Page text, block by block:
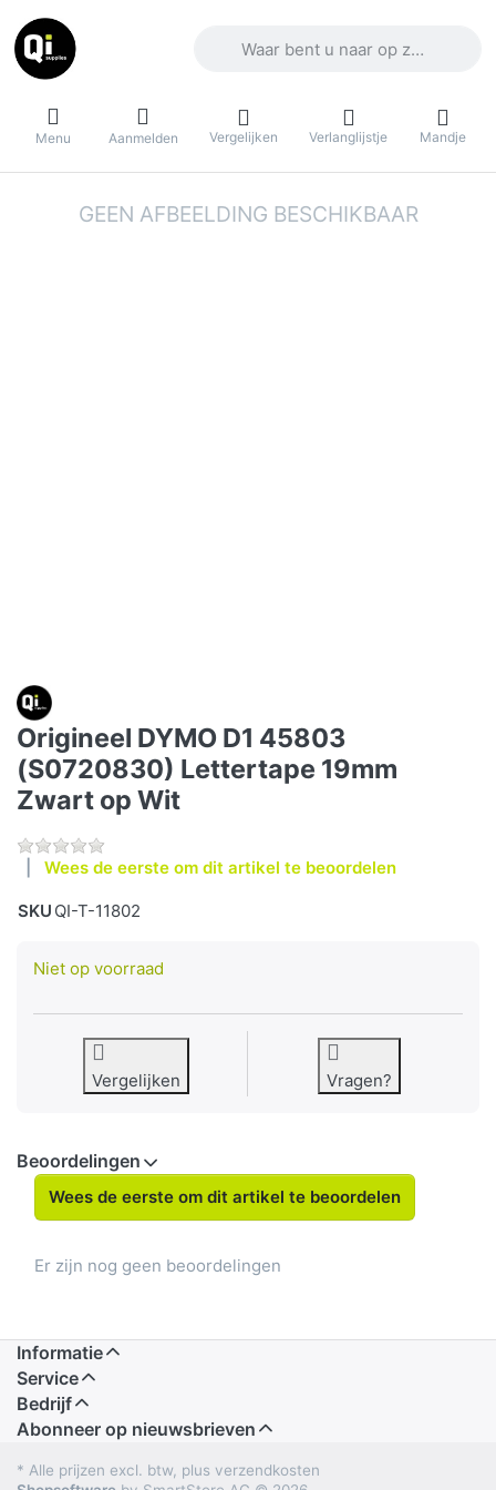
Menu Aanmelden Vergelijken Verlanglijstje Mandje
Origineel DYMO D1 45803
(S0720830) Lettertape 19mm
Zwart op Wit
Wees de eerste om dit artikel te beoordelen
SKU QI-T-11802
Niet op voorraad
Vergelijken Vragen?
Beoordelingen
Wees de eerste om dit artikel te beoordelen
Er zijn nog geen beoordelingen
Informatie
Service
Bedrijf
Abonneer op nieuwsbrieven
* Alle prijzen excl. btw, plus verzendkosten